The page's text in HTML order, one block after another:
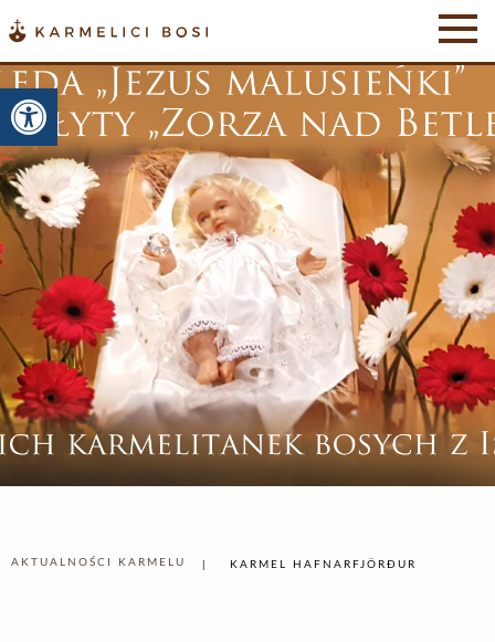
Otwórz pasek narzędzi
AKTUALNOŚCI KARMELU KARMEL HAFNARFJÖRÐUR